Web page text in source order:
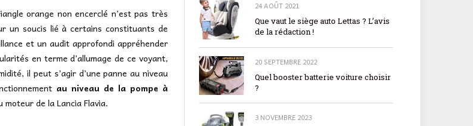
orange non encerclé n’est pas très
un soucis lié à certains constituants de
et un audit approfondi appréhender
en terme d’allumage de ce voyant,
il peut s’agir d’une panne au niveau
au niveau de la pompe à
moteur de la Lancia Flavia.
24 AOÛT 2021
Que vaut le siège auto Lettas ? L’avis
de la rédaction !
20 SEPTEMBRE 2022
Quel booster batterie voiture choisir
?
3 NOVEMBRE 2023